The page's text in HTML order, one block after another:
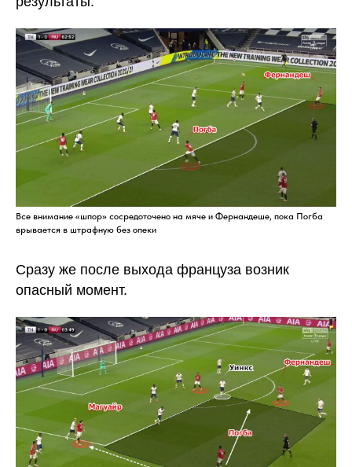
Все внимание «шпор» сосредоточено на мяче и Фернандеше, пока Погба
врывается в штрафную без опеки
Сразу же после выхода француза возник
опасный момент.